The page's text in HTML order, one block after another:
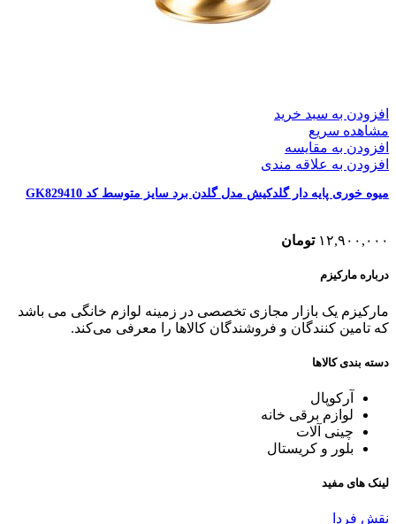
افزودن به سبد خرید
مشاهده سریع
افزودن به مقایسه
افزودن به علاقه مندی
میوه خوری پایه دار گلدکیش مدل گلدن برد سایز متوسط کد GK829410
۱۲,۹۰۰,۰۰۰ تومان
درباره مارکیزم
مارکیزم یک بازار مجازی تخصصی در زمینه لوازم خانگی می باشد
که تامین کنندگان و فروشندگان کالاها را معرفی می‌کند.
دسته بندی کالاها
آرکوپال
لوازم برقی خانه
چینی آلات
بلور و کریستال
لینک های مفید
نقش فردا